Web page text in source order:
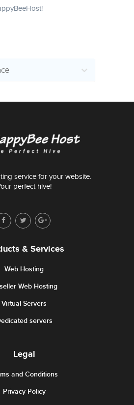
service for your website.
perfect hive!
& Services
Web Hosting
Web Hosting
Virtual Servers
servers
Legal
and Conditions
Privacy Policy